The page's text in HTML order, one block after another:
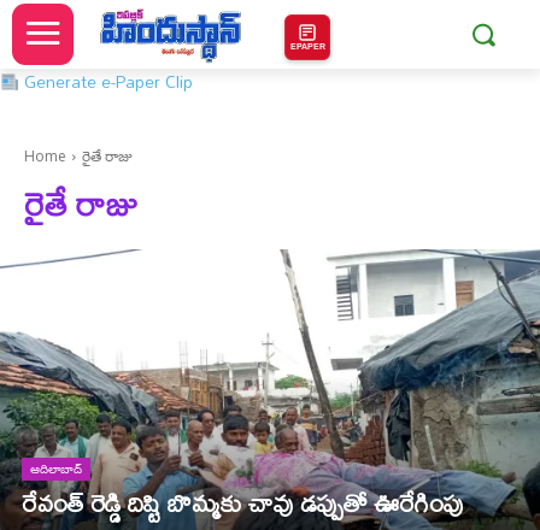
EPAPER
Generate e-Paper Clip
Home రైతే రాజు
రైతే రాజు
ఆదిలాబాద్
రేవంత్ రెడ్డి దిష్టి బొమ్మకు చావు డప్పుతో ఊరేగింపు